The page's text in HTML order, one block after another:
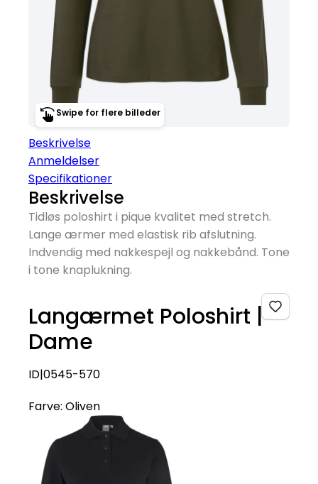
Swipe for flere billeder
Beskrivelse
Anmeldelser
Specifikationer
Beskrivelse
Tidløs poloshirt i pique kvalitet med stretch.
Lange ærmer med elastisk rib afslutning.
Indvendig med nakkespejl og nakkebånd. Tone
i tone knaplukning.
Langærmet Poloshirt |
Dame
ID|0545-570
Farve: Oliven